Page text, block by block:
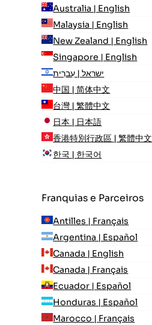
Australia | English
Malaysia | English
New Zealand | English
Singapore | English
ישראל | עִברִית
中国 | 简体中文
台灣 | 繁體中文
日本 | 日本語
香港特別行政區 | 繁體中文
한국 | 한국어
Franquias e Parceiros
Antilles | Français
Argentina | Español
Canada | English
Canada | Français
Ecuador | Español
Honduras | Español
Marocco | Français